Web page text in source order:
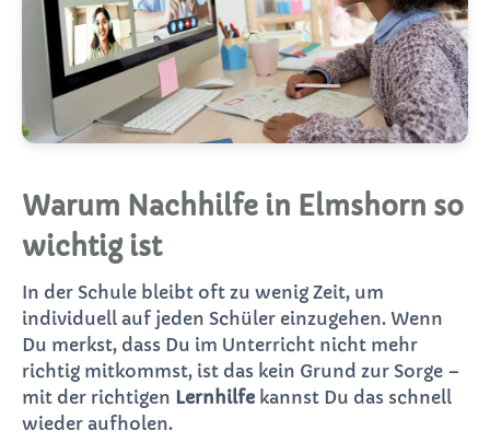
Warum Nachhilfe in Elmshorn so
wichtig ist
In der Schule bleibt oft zu wenig Zeit, um
individuell auf jeden Schüler einzugehen. Wenn
Du merkst, dass Du im Unterricht nicht mehr
richtig mitkommst, ist das kein Grund zur Sorge –
mit der richtigen Lernhilfe kannst Du das schnell
wieder aufholen.